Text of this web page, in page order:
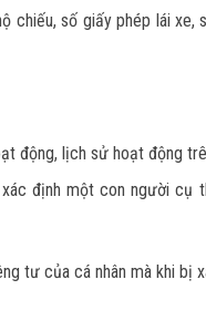
chiếu, số giấy phép lái
động, lịch sử hoạt động
định một con người cụ
tư của cá nhân mà khi bị